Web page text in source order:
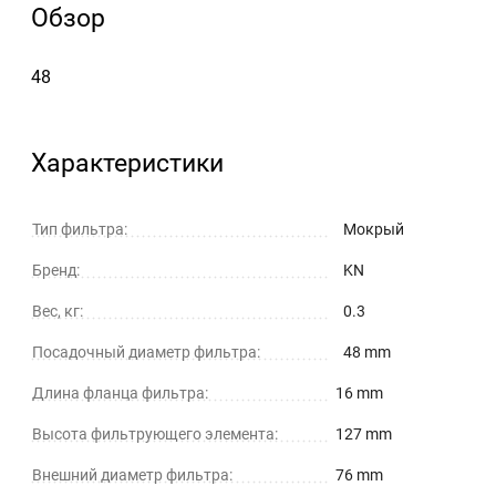
Обзор
48
Характеристики
Тип фильтра: Мокрый
Бренд: KN
Вес, кг: 0.3
Посадочный диаметр фильтра: 48 mm
Длина фланца фильтра: 16 mm
Высота фильтрующего элемента: 127 mm
Внешний диаметр фильтра: 76 mm